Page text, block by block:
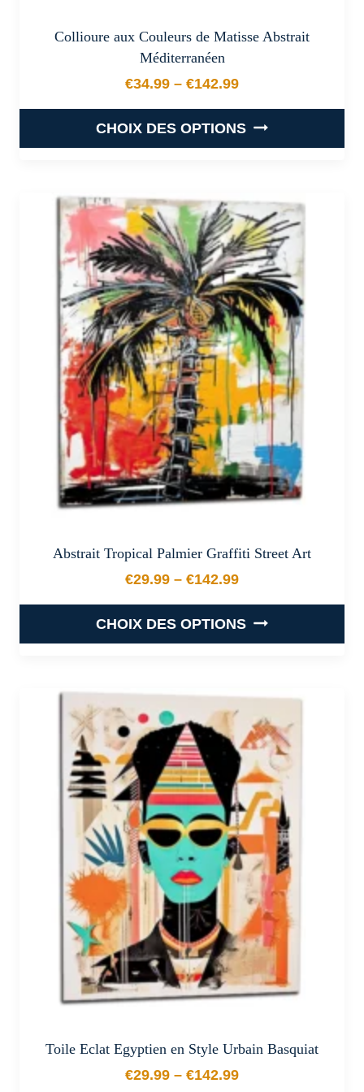
Collioure aux Couleurs de Matisse Abstrait
Méditerranéen
€34.99 – €142.99
Plage de prix : €34.99 à
CHOIX DES OPTIONS
a
plusieurs
variations.
Les
options
peuvent
être
choisies
sur
la
page
du
produit
Abstrait Tropical Palmier Graffiti Street Art
€29.99 – €142.99
Plage de prix : €29.99 à
CHOIX DES OPTIONS
a
plusieurs
variations.
Les
options
peuvent
être
choisies
sur
page
du
produit
Toile Eclat Egyptien en Style Urbain Basquiat
€29.99 – €142.99
Plage de prix : €29.99 à